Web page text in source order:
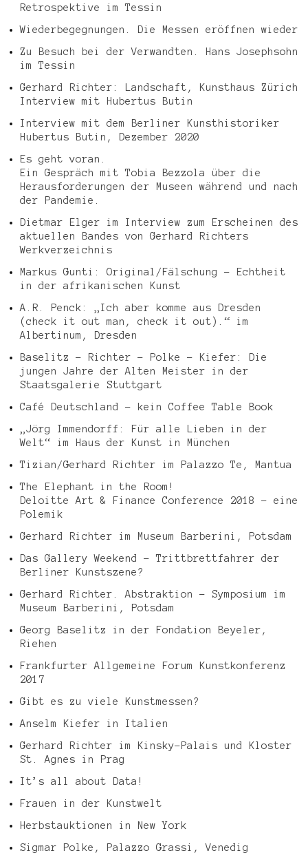
Retrospektive im Tessin
Wiederbegegnungen. Die Messen eröffnen wieder
Zu Besuch bei der Verwandten. Hans Josephsohn
im Tessin
Gerhard Richter: Landschaft, Kunsthaus Zürich
Interview mit Hubertus Butin
Interview mit dem Berliner Kunsthistoriker
Hubertus Butin, Dezember 2020
Es geht voran.
Ein Gespräch mit Tobia Bezzola über die
Herausforderungen der Museen während und nach
der Pandemie.
Dietmar Elger im Interview zum Erscheinen des
aktuellen Bandes von Gerhard Richters
Werkverzeichnis
Markus Gunti: Original/Fälschung – Echtheit
in der afrikanischen Kunst
A.R. Penck: „Ich aber komme aus Dresden
(check it out man, check it out).“ im
Albertinum, Dresden
Baselitz – Richter – Polke – Kiefer: Die
jungen Jahre der Alten Meister in der
Staatsgalerie Stuttgart
Café Deutschland – kein Coffee Table Book
„Jörg Immendorff: Für alle Lieben in der
Welt“ im Haus der Kunst in München
Tizian/Gerhard Richter im Palazzo Te, Mantua
The Elephant in the Room!
Deloitte Art & Finance Conference 2018 – eine
Polemik
Gerhard Richter im Museum Barberini, Potsdam
Das Gallery Weekend – Trittbrettfahrer der
Berliner Kunstszene?
Gerhard Richter. Abstraktion – Symposium im
Museum Barberini, Potsdam
Georg Baselitz in der Fondation Beyeler,
Riehen
Frankfurter Allgemeine Forum Kunstkonferenz
2017
Gibt es zu viele Kunstmessen?
Anselm Kiefer in Italien
Gerhard Richter im Kinsky-Palais und Kloster
St. Agnes in Prag
It’s all about Data!
Frauen in der Kunstwelt
Herbstauktionen in New York
Sigmar Polke, Palazzo Grassi, Venedig